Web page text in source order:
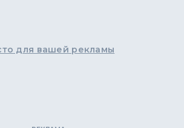
для вашей рекламы